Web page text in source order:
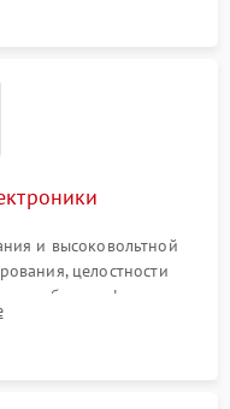
и высоковольтной
целостности
флажков и
бумаги).